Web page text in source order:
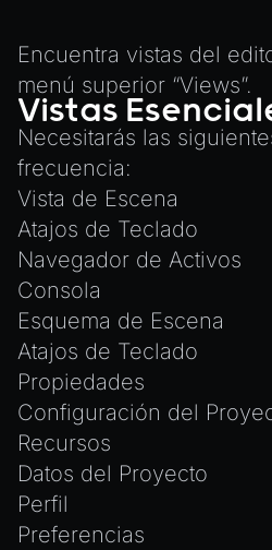
Encuentra vistas del
menú superior “Views”.
Vistas
Necesitarás las
frecuencia:
Vista de Escena
Atajos de Teclado
Navegador de Activos
Consola
Esquema de Escena
Atajos de Teclado
Propiedades
Configuración del
Recursos
Datos del Proyecto
Perfil
Preferencias
BrokenComponent
CollisionComponent
Component
InputComponent
LightComponent
MeshComponent
ParticleEffectComponent
TextComponent
ViewComponent
RESOURCES
Animation
AnimationGraph
AnimationGraphManager
Exporting Wonderland
Handling 3D Cursor Clicks
How to build XR-only
Integrate the CrazyGames
Integrate the VIVERSE Avatar
Introduction to Texture
Loading GLTF/GLB at Runtime
Rendering Simplified
Spawning Objects at Runtime
Streaming .bin files at Runtime
Switching Scenes
Writing Components in
Writing JavaScript Libraries